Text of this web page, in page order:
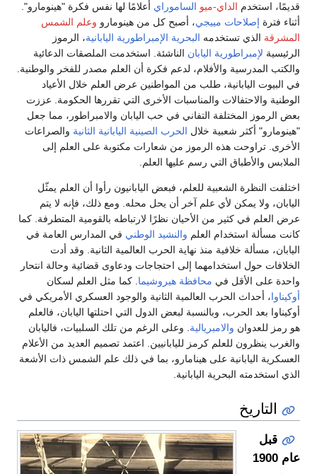
قديمًا، استخدم الداي-ميو الساموراي أعلامًا لها نفس فكرة "هينومارو".
أثناء فترة إصلاحات مييجي، أصبح كل من هينومارو وعلم الشمس
المشرقة الذي تستخدمه البحرية الإمبراطورية اليابانية، الرموز
الرئيسية لإمبراطورية اليابان الناشئة. استخدمت الملصقات الدعائية
والكتب المدرسية والأفلام، لدعم فكرة أن العلم مصدر للفخر والوطنية.
في البيوت اليابانية، طلب من المواطنين عرض العلم خلال الأعياد
الوطنية والاحتفالات والمناسبات الأخرى التي تقررها الحكومة. عززت
بعض الرموز المختلفة التفاني في حب اليابان والامبراطور، مما جعل
"هينومارو" أكثر شعبية خلال الحرب الصينية اليابانية الثانية والصراعات
الأخرى. تراوحت هذه الرموز من شعارات مكتوبة على العلم إلى
الملابس والأطباق التي رسم عليها العلم.
اختلفت النظرة الشعبية للعلم، فبعض اليابانيون رأوا أن العلم يمثّل
اليابان، ولا يمكن لأي علم آخر أن يحل محله. ومع ذلك، فإنه لا يتم
عرض العلم في كثير من الأحيان نظرًا لارتباطه بالقومية المتطرفة. كما
كانت مسألة استخدام العلم والنشيد الوطني في المدارس العامة في
اليابان، مسألة خلافية منذ نهاية الحرب العالمية الثانية. وقد أدت
الخلافات حول استخدامهما إلى احتجاجات ودعاوى قضائية وحالة انتحار
واحدة على الأقل في محافظة هيروشيما . كما مثل العلم لسكان
أوكيناوا، أحداث الحرب العالمية الثانية والوجود العسكري الأمريكي في
أوكيناوا بعد الحرب، وبالنسبة لبعض الدول التي احتلتها اليابان، فالعلم
هو رمز للعدوان والامبريالية . وعلى الرغم من تلك السلبيات، فاليابان
والغرب ينظرون للعلم كرمز لليابانيين. اعتمد تصميم العديد من الأعلام
العسكرية اليابانية على هينامارو، بما في ذلك علم الشمس ذات الأشعة
الذي استخدمته البحرية اليابانية.
التاريخ
قبل
عام 1900